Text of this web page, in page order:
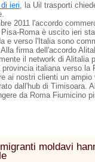
ieri, la Uil trasporti
2011 l'accordo
Roma è uscito ieri
e verso l'Italia sono
firma dell'accordo
il network di Alitalia
italiana verso la
ai nostri clienti un
dall'hub di Timisoara.
da Roma Fiumicino
moldavi